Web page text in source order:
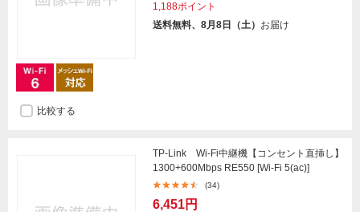
1,188ポイント
送料無料、8月8日（土） お届け
比較する
TP-Link Wi-Fi中継機【コンセント直挿し】
1300+600Mbps RE550 [Wi-Fi 5(ac)]
(34)
6,451円